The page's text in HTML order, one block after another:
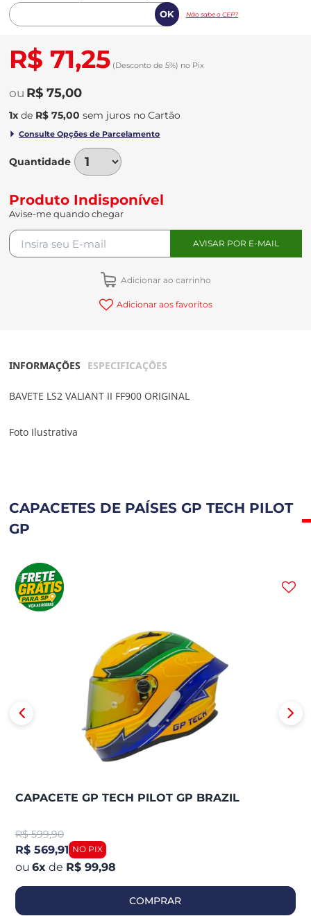
Não sabe o CEP?
R$ 71,25 (Desconto de 5%) no Pix
R$ 75,00
1x de R$ 75,00 sem juros no
Quantidade
Produto Indisponível
Avise-me quando chegar
Adicionar ao carrinho
Adicionar aos favoritos
INFORMAÇÕES ESPECIFICAÇÕES
BAVETE LS2 VALIANT II FF900 ORIGINAL
Foto Ilustrativa
CAPACETES DE PAÍSES GP TECH PILOT
GP
CAPACETE GP TECH PILOT GP BRAZIL
R$ 599,90
R$ 569,91
6x de R$ 99,98
COMPRAR